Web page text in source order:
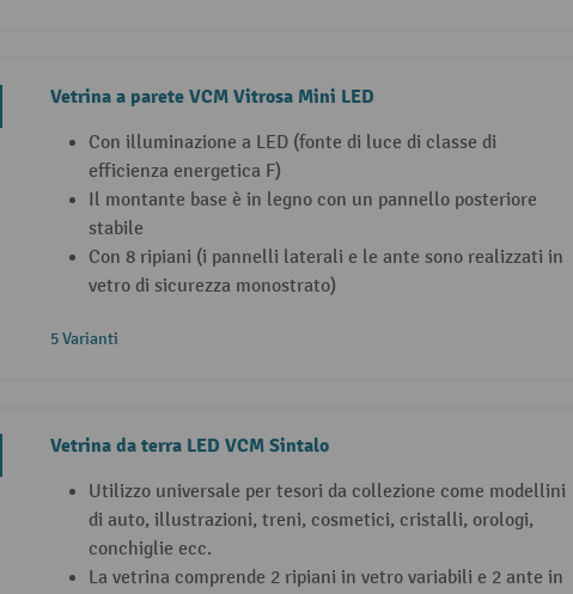
Vetrina a parete VCM Vitrosa Mini LED
Con illuminazione a LED (fonte di luce di classe di
efficienza energetica F)
Il montante base è in legno con un pannello posteriore
stabile
Con 8 ripiani (i pannelli laterali e le ante sono realizzati in
vetro di sicurezza monostrato)
5 Varianti
Vetrina da terra LED VCM Sintalo
Utilizzo universale per tesori da collezione come modellini
di auto, illustrazioni, treni, cosmetici, cristalli, orologi,
conchiglie ecc.
La vetrina comprende 2 ripiani in vetro variabili e 2 ante in